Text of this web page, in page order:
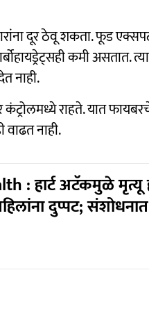
दूर ठेवू शकता. फूड
कमी असतात.
नाही.
राहते. यात
नाही.
: हार्ट अटॅकमुळे मृत्यू
दुप्पट;